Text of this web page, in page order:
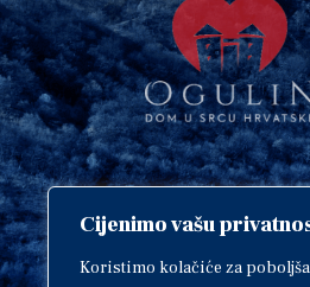
Cijenimo vašu
Koristimo kolačiće za
Copyright © 2018.
sva prava pridržana.